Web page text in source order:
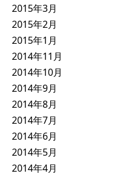
2015年3月
2015年2月
2015年1月
2014年11月
2014年10月
2014年9月
2014年8月
2014年7月
2014年6月
2014年5月
2014年4月